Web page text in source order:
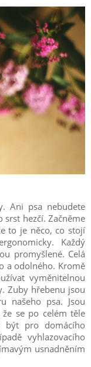
Ani psa nebudete
hezčí. Začněme
to je něco, co stojí
Každý
promyšlené. Celá
a odolného. Kromě
vyměnitelnou
Zuby hřebenu jsou
našeho psa. Jsou
se po celém těle
být pro domácího
vyhlazovacího
usnadněním